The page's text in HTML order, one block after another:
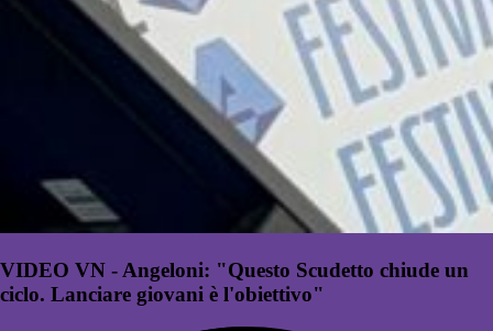
VIDEO VN - Angeloni: "Questo Scudetto chiude un
ciclo. Lanciare giovani è l'obiettivo"